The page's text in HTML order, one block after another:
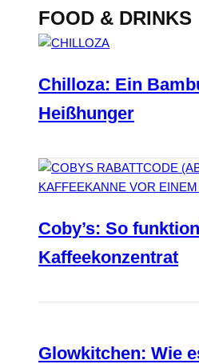
FOOD & DRINKS
Chilloza: Ein
Heißhunger
Coby’s: So
Kaffeekonzentrat
Glowkitchen: Wie